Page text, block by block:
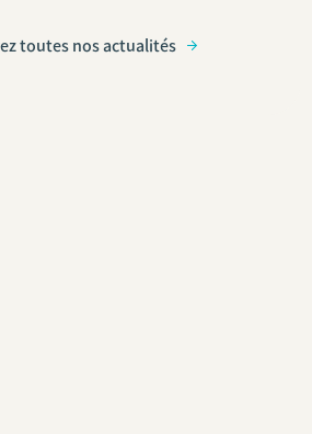
toutes nos actualités